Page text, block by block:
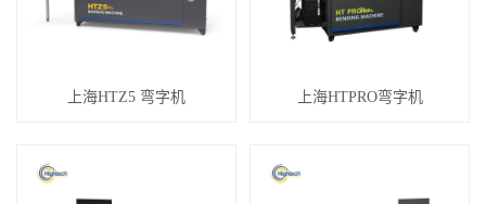
上海HTZ5 弯字机 上海HTPRO弯字机